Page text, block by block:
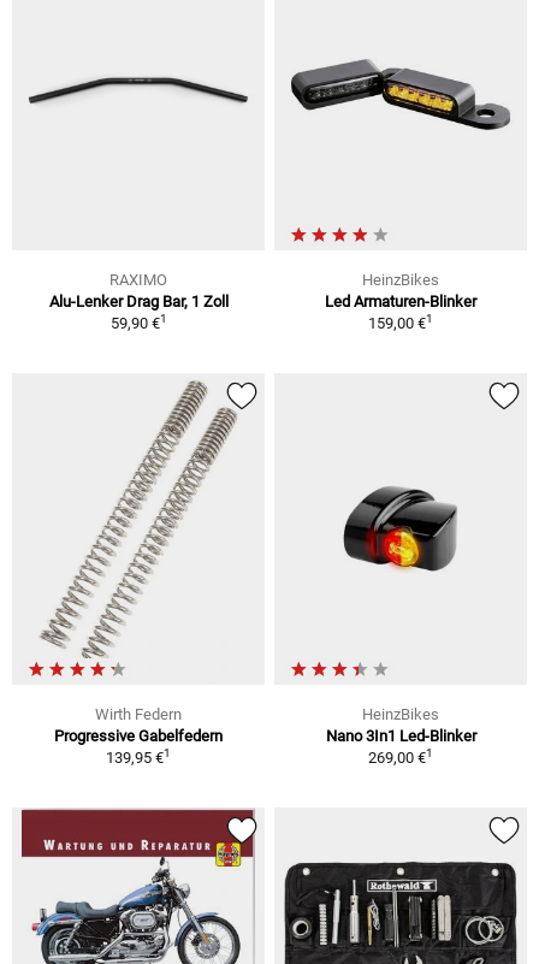
RAXIMO
Alu-Lenker Drag Bar, 1 Zoll
59,90 €1
HeinzBikes
Led Armaturen-Blinker
159,00 €1
Wirth Federn
Progressive Gabelfedern
139,95 €1
HeinzBikes
Nano 3In1 Led-Blinker
269,00 €1